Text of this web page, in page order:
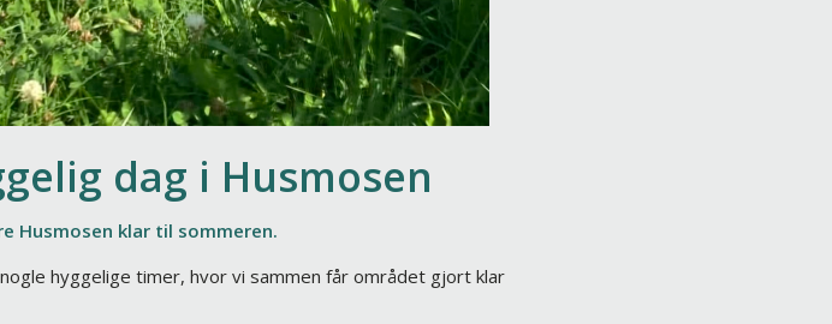
dag i Husmosen
Husmosen klar til sommeren.
hyggelige timer, hvor vi sammen får området gjort klar